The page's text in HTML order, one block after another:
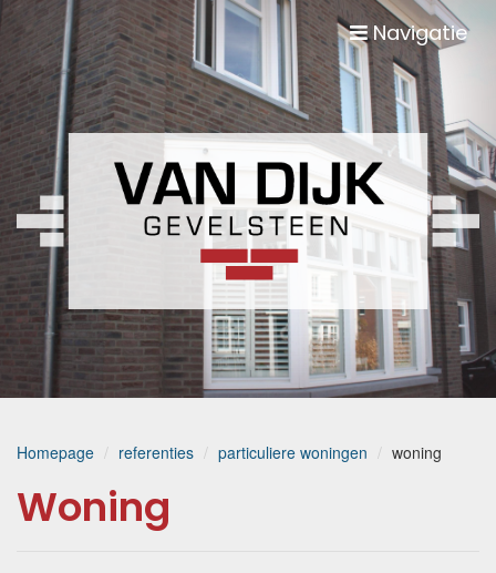
Navigatie
Homepage referenties particuliere woningen woning
Woning